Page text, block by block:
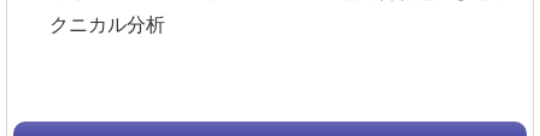
クニカル分析